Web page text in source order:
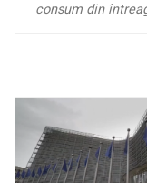
consum din